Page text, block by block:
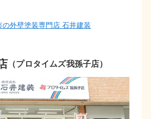
の外壁塗装専門店 石井建装
（プロタイムズ我孫子店）